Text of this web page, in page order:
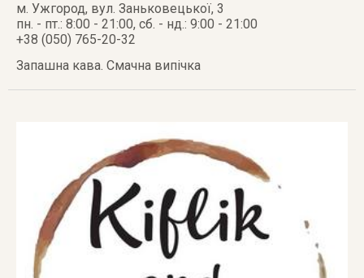
м. Ужгород, вул. Заньковецької, 3
пн. - пт.: 8:00 - 21:00, сб. - нд.: 9:00 - 21:00
+38 (050) 765-20-32
Запашна кава. Смачна випічка